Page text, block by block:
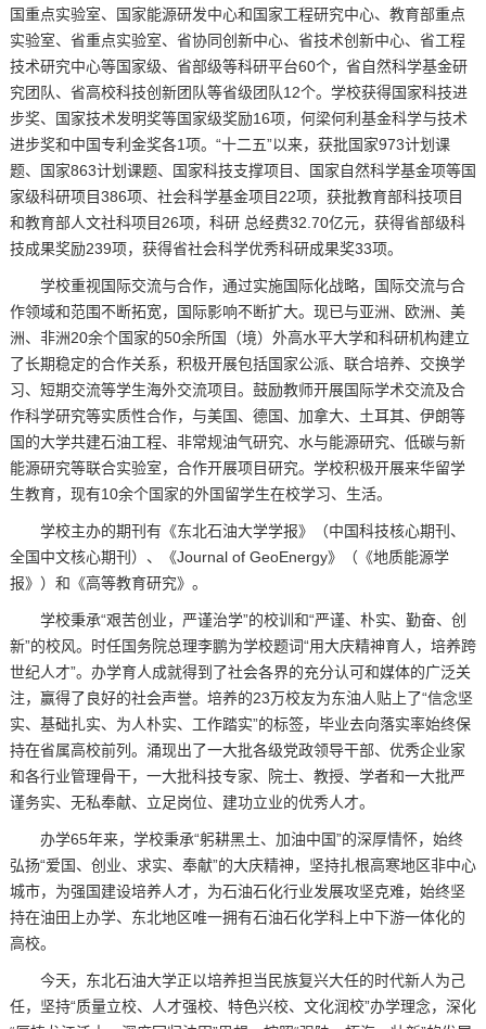
国重点实验室、国家能源研发中心和国家工程研究中心、教育部重点
实验室、省重点实验室、省协同创新中心、省技术创新中心、省工程
技术研究中心等国家级、省部级等科研平台60个，省自然科学基金研
究团队、省高校科技创新团队等省级团队12个。学校获得国家科技进
步奖、国家技术发明奖等国家级奖励16项，何梁何利基金科学与技术
进步奖和中国专利金奖各1项。“十二五”以来，获批国家973计划课
题、国家863计划课题、国家科技支撑项目、国家自然科学基金项等国
家级科研项目386项、社会科学基金项目22项，获批教育部科技项目
和教育部人文社科项目26项，科研 总经费32.70亿元，获得省部级科
技成果奖励239项，获得省社会科学优秀科研成果奖33项。
学校重视国际交流与合作，通过实施国际化战略，国际交流与合
作领域和范围不断拓宽，国际影响不断扩大。现已与亚洲、欧洲、美
洲、非洲20余个国家的50余所国（境）外高水平大学和科研机构建立
了长期稳定的合作关系，积极开展包括国家公派、联合培养、交换学
习、短期交流等学生海外交流项目。鼓励教师开展国际学术交流及合
作科学研究等实质性合作，与美国、德国、加拿大、土耳其、伊朗等
国的大学共建石油工程、非常规油气研究、水与能源研究、低碳与新
能源研究等联合实验室，合作开展项目研究。学校积极开展来华留学
生教育，现有10余个国家的外国留学生在校学习、生活。
学校主办的期刊有《东北石油大学学报》（中国科技核心期刊、
全国中文核心期刊）、《Journal of GeoEnergy》（《地质能源学
报》）和《高等教育研究》。
学校秉承“艰苦创业，严谨治学”的校训和“严谨、朴实、勤奋、创
新”的校风。时任国务院总理李鹏为学校题词“用大庆精神育人，培养跨
世纪人才”。办学育人成就得到了社会各界的充分认可和媒体的广泛关
注，赢得了良好的社会声誉。培养的23万校友为东油人贴上了“信念坚
实、基础扎实、为人朴实、工作踏实”的标签，毕业去向落实率始终保
持在省属高校前列。涌现出了一大批各级党政领导干部、优秀企业家
和各行业管理骨干，一大批科技专家、院士、教授、学者和一大批严
谨务实、无私奉献、立足岗位、建功立业的优秀人才。
办学65年来，学校秉承“躬耕黑土、加油中国”的深厚情怀，始终
弘扬“爱国、创业、求实、奉献”的大庆精神，坚持扎根高寒地区非中心
城市，为强国建设培养人才，为石油石化行业发展攻坚克难，始终坚
持在油田上办学、东北地区唯一拥有石油石化学科上中下游一体化的
高校。
今天，东北石油大学正以培养担当民族复兴大任的时代新人为己
任，坚持“质量立校、人才强校、特色兴校、文化润校”办学理念，深化